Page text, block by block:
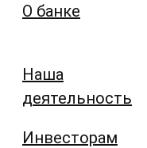
О банке
Наша
деятельность
Инвесторам